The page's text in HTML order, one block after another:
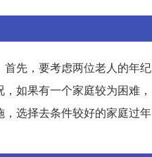
先，要考虑两位老人的年纪
如果有一个家庭较为困难，
选择去条件较好的家庭过年